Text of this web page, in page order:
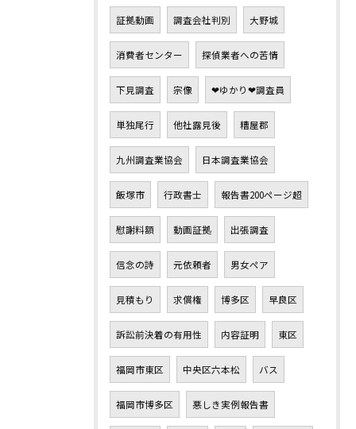
証拠動画 調査会社判別 大野城
消費者センター 探偵業者への苦情
下見調査 宗像 ❤ゆかり❤調査員
単独尾行 他社露見後 糟屋郡
九州調査業協会 日本調査業協会
飯塚市 行政書士 報告書200ページ超
慰謝料額 動画証拠 出張調査
信念の詩 元依頼者 男女ペア
見積もり 求償権 博多区 早良区
訴訟前決着の有用性 内容証明 東区
福岡市東区 中央区六本松 バス
福岡市博多区 悪しき実例報告書